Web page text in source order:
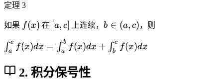
定理 3
如果 f
x
f(x) 在 [
,
]
[a, c] 上连续，b
i
b ∈ (a, c)，则
\i
n
t
∫a
c
f(x)dx = ∫a
b
f(x)dx + ∫b
c
f(x)dx
2. 积分保号性